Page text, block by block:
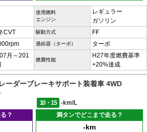
使用燃料
エンジン
レギュラー
ガソリン
CVT 駆動方式 FF
過給器（ターボ） ターボ
月～201
燃費性能
H27年度燃費基準
+20%達成
ーダーブレーキサポート装着車 4WD
10・15
-km/L
？
満タンでどこまで走る？
-km